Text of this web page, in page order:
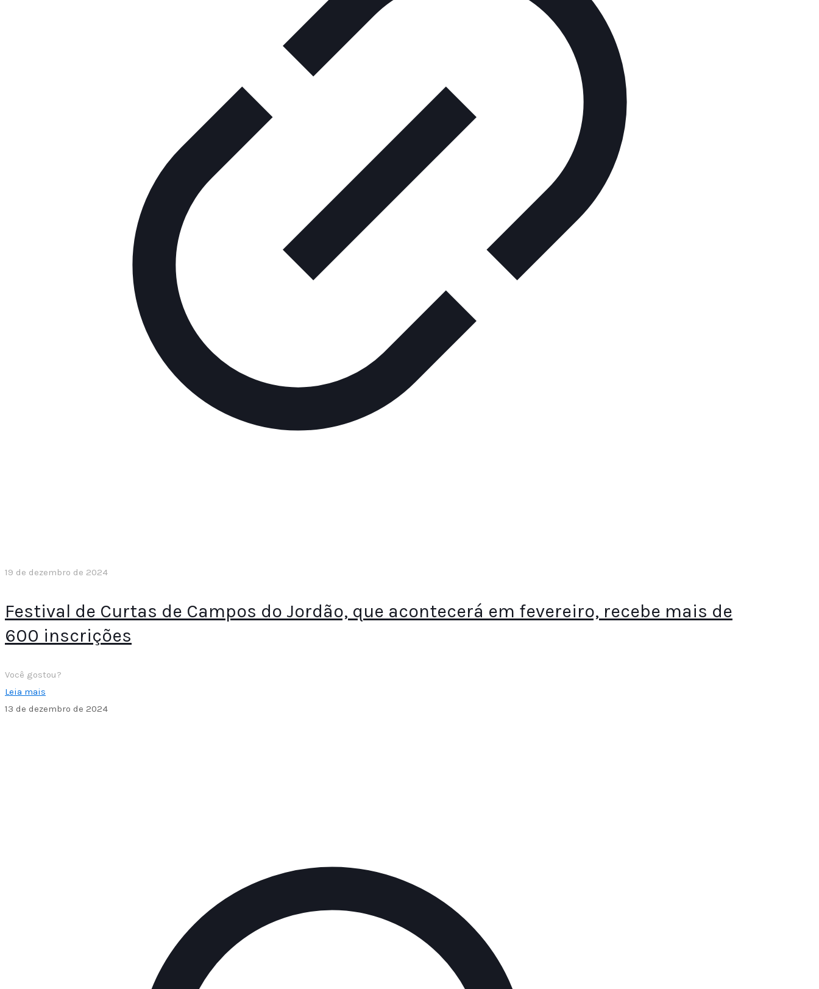
19 de dezembro de 2024
Festival de Curtas de Campos do Jordão, que acontecerá em fevereiro, recebe mais de
600 inscrições
Você gostou?
Leia mais
13 de dezembro de 2024